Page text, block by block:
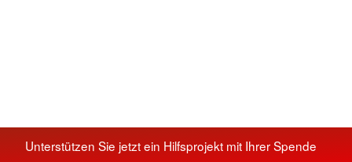
Unterstützen Sie jetzt ein Hilfsprojekt mit Ihrer Spende